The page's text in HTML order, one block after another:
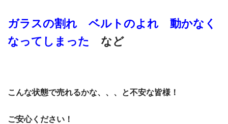
ガラスの割れ ベルトのよれ 動かなく
なってしまった
など
こんな状態で売れるかな、、、と不安な皆様！
ご安心ください！